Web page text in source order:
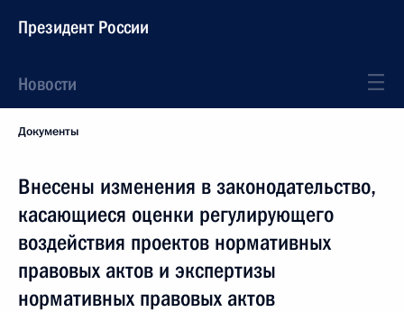
Президент России
Новости
Документы
Внесены изменения в законодательство,
касающиеся оценки регулирующего
воздействия проектов нормативных
правовых актов и экспертизы
нормативных правовых актов